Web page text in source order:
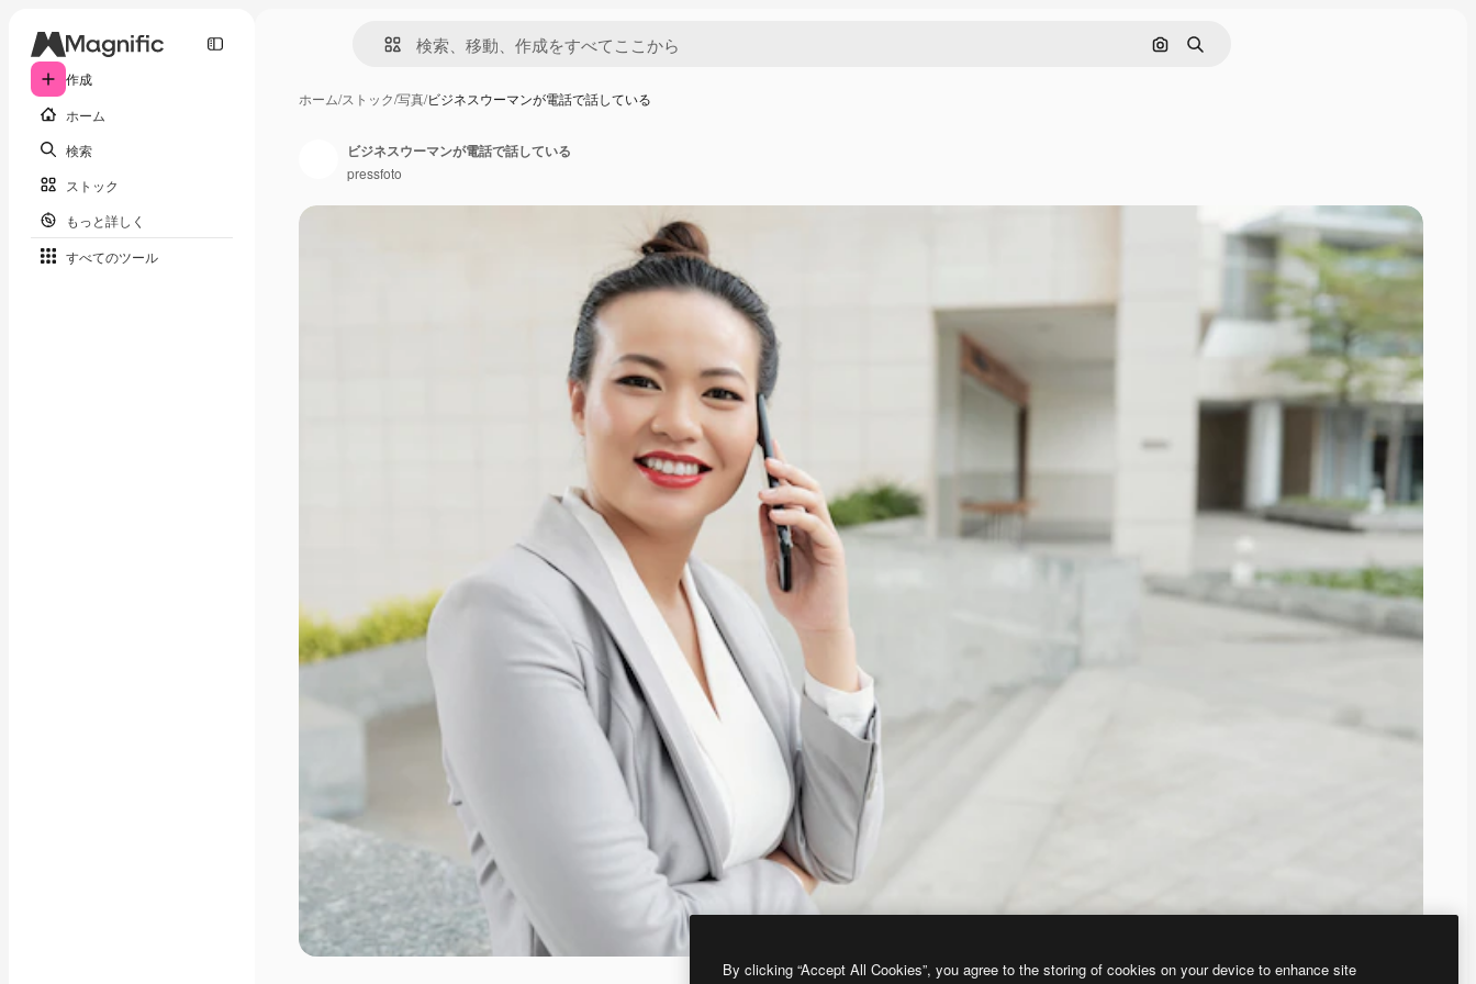
作成
ホーム
検索
ストック
もっと詳しく
すべてのツール
画像で検索
検索
ホーム/ストック/写真/ビジネスウーマンが電話で話している
ビジネスウーマンが電話で話している
pressfoto
By clicking “Accept All Cookies”, you agree to the storing of cookies on your device to enhance site